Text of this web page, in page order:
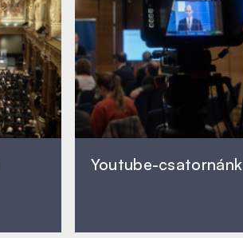
Youtube-csatornánk